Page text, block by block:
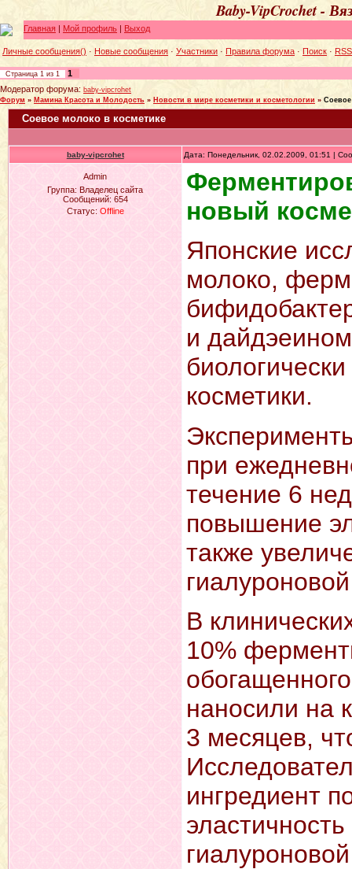
Baby-VipCrochet -
Главная | Мой профиль | Выход
Личные сообщения() · Новые сообщения · Участники · Правила форума · Поиск · RSS
Страница 1 из 1
1
Модератор форума: baby-vipcrohet
Форум » Мамина Красота и Молодость » Новости в мире косметики и косметологии »
Соевое молоко в косметике
baby-vipcrohet Дата: Понедельник, 02.02.2009, 01:51 |
Admin
Группа: Владелец сайта
Сообщений: 654
Статус: Offline
новый
Японские
молоко,
и
косметики.
при
течение 6
повышение
также
В
10%
наносили на
3 месяцев,
ингредиент